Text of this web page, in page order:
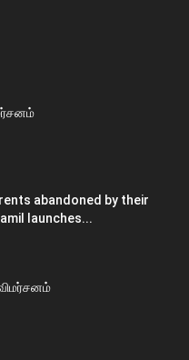
abandoned by their
launches...